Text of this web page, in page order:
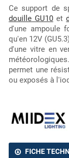
Ce support de
douille GU10 et
d'une ampoule
qu'en 12V
d'une vitre en
permet une
ou exposés à
FICHE